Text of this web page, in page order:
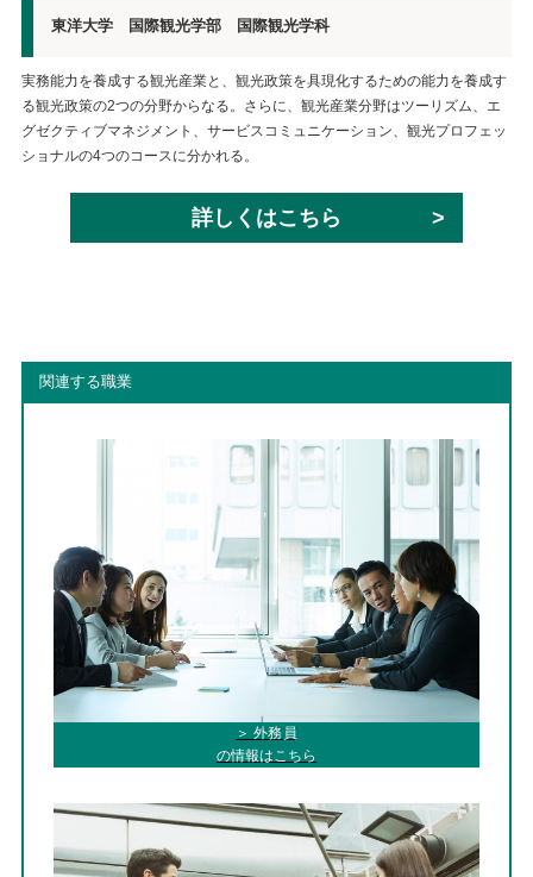
東洋大学 国際観光学部 国際観光学科
実務能力を養成する観光産業と、観光政策を具現化するための能力を養成す
る観光政策の2つの分野からなる。さらに、観光産業分野はツーリズム、エ
グゼクティブマネジメント、サービスコミュニケーション、観光プロフェッ
ショナルの4つのコースに分かれる。
詳しくはこちら
関連する職業
＞ 外務員
の情報はこちら